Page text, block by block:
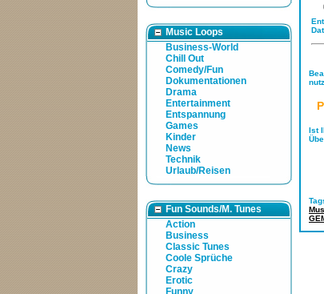
Music Loops
Business-World
Chill Out
Comedy/Fun
Dokumentationen
Drama
Entertainment
Entspannung
Games
Kinder
News
Technik
Urlaub/Reisen
Fun Sounds/M. Tunes
Action
Business
Classic Tunes
Coole Sprüche
Crazy
Erotic
Funny
Ist